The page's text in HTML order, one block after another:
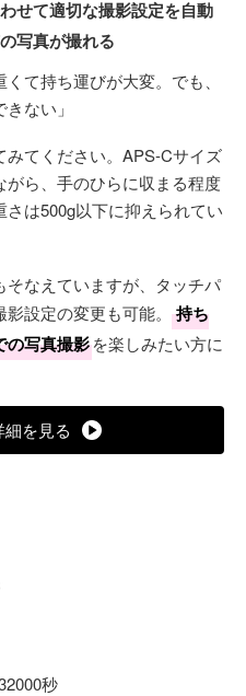
せて適切な撮影設定を自動
写真が撮れる
て持ち運びが大変。でも、
ない」
てください。APS-Cサイズ
ら、手のひらに収まる程度
は500g以下に抑えられてい
なえていますが、タッチパ
設定の変更も可能。
持ち
の写真撮影を楽しみたい方に
を見る
秒